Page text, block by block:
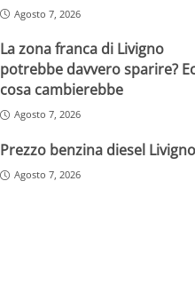
Agosto 7, 2026
La zona franca di Livigno
potrebbe davvero sparire?
cosa cambierebbe
Agosto 7, 2026
Prezzo benzina diesel Livigno
Agosto 7, 2026